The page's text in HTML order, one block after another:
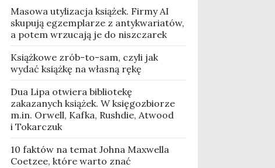
Masowa utylizacja książek. Firmy AI
skupują egzemplarze z antykwariatów,
a potem wrzucają je do niszczarek
Książkowe zrób-to-sam, czyli jak
wydać książkę na własną rękę
Dua Lipa otwiera bibliotekę
zakazanych książek. W księgozbiorze
m.in. Orwell, Kafka, Rushdie, Atwood
i Tokarczuk
10 faktów na temat Johna Maxwella
Coetzee, które warto znać